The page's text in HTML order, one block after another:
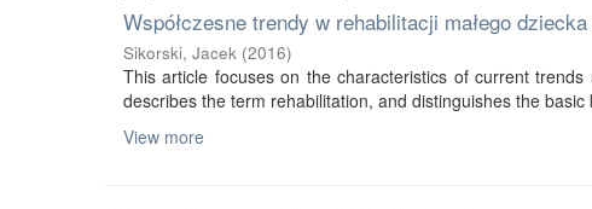
Współczesne trendy w rehabilitacji małego
Sikorski, Jacek (2016)
This article focuses on the characteristics of current
describes the term rehabilitation, and distinguishes the basic
View more